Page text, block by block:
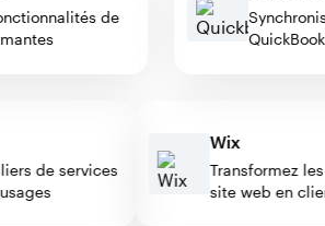
fonctionnalités de
de services
Wix
Transformez les
site web en